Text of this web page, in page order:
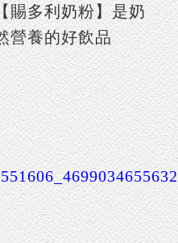
賜多利奶粉】是奶
營養的好飲品